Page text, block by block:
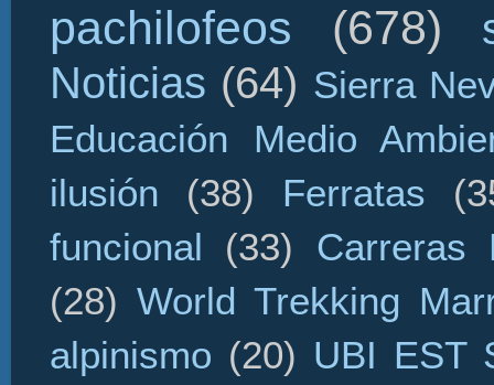
pachilofeos (678)
Noticias (64) Sierra
Educación Medio
ilusión
(38) Ferratas
funcional
(33)
Carreras
(28) World Trekking
alpinismo (20) UBI EST